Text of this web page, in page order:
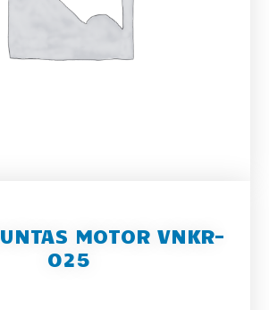
MOTOR VNKR-
025